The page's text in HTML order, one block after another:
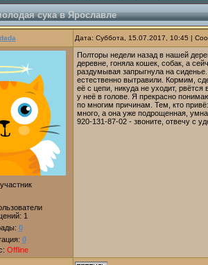
сука в Ярославле
Дата: Суббота, 15.07.2017, 10:45 |
1
0
0
Offline
Полторы недели назад в нашей
деревне, гоняла кошек, собак, а
раздумывая запрыгнула на
естественно вытравили. Кормим,
её с цепи, никуда не уходит,
у неё в голове. Я прекрасно
по многим причинам. Тем, кто
много, а она уже подрощенная,
920-131-87-02 - звоните, отвечу с